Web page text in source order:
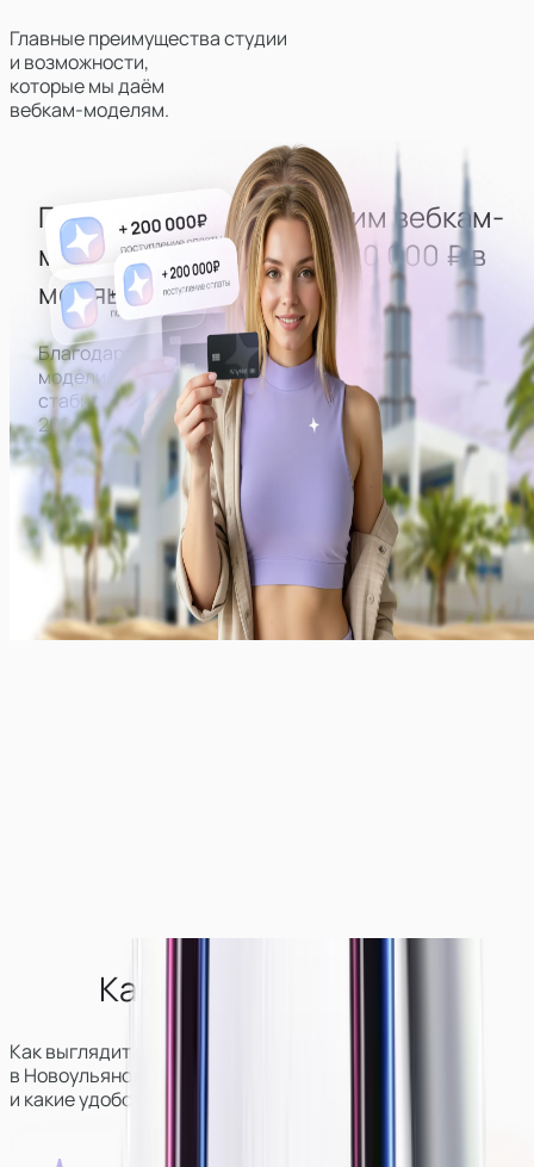
Главные преимущества студии
и возможности,
которые мы даём
вебкам-моделям.
Гарантированно выводим вебкам-
моделейна доходот 200 000 ₽ в
месяц
Благодаря правильно выстроенной работе все
модели нашей студии могут рассчитывать на
стабильный доход от
200 000 ₽ в месяц на руки.
Примеры заработков
Как выглядит студия?
Как выглядит студия вебкам-моделей
в Новоульяновске
и какие удобства для девушек там есть.